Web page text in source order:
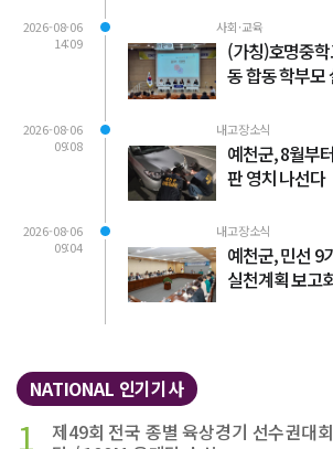
2026-08-06
14:09
사회·교육
(가칭)호명중
동 합동 학부모
2026-08-06
09:08
내고장소식
예천군, 8월부
판 영치 나선다
2026-08-06
09:04
내고장소식
예천군, 민선 9
실천계획 보고
NATIONAL 인기기사
1
제49회 전국 종별 육상경기 선수권대